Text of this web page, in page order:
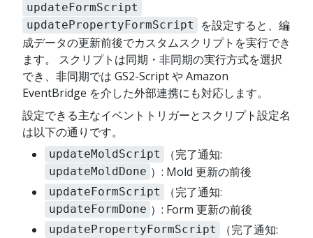
updateFormScript
updatePropertyFormScript
を設定すると、編
成データの更新前後でカスタムスクリプトを実行でき
ます。 スクリプトは同期・非同期の実行方式を選択
でき、非同期では GS2-Script や Amazon
EventBridge を介した外部連携にも対応します。
設定できる主なイベントトリガーとスクリプト設定名
は以下の通りです。
updateMoldScript （完了通知:
updateMoldDone ）: Mold 更新の前後
updateFormScript （完了通知:
updateFormDone ）: Form 更新の前後
updatePropertyFormScript （完了通知: